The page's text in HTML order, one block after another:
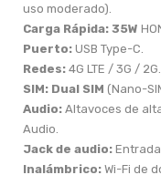
uso moderado).
Carga Rápida: 35W
Puerto: USB Type-C.
Redes: 4G LTE / 3G / 2G.
SIM: Dual SIM (Nano-
Audio: Altavoces de
Audio.
Jack de audio:
Inalámbrico: Wi-Fi de